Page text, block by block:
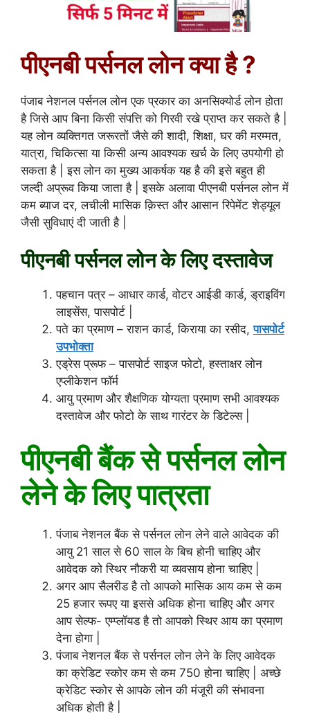
पीएनबी पर्सनल लोन क्या है ?
पंजाब नेशनल पर्सनल लोन एक प्रकार का अनसिक्योर्ड लोन होता
है जिसे आप बिना किसी संपत्ति को गिरवी रखे प्राप्त कर सकते है |
यह लोन व्यक्तिगत जरूरतों जैसे की शादी, शिक्षा, घर की मरम्मत,
यात्रा, चिकित्सा या किसी अन्य आवश्यक खर्च के लिए उपयोगी हो
सकता है | इस लोन का मुख्य आकर्षक यह है की इसे बहुत ही
जल्दी अप्रूव किया जाता है | इसके अलावा पीएनबी पर्सनल लोन में
कम ब्याज दर, लचीली मासिक क़िस्त और आसान रिपेमेंट शेड्यूल
जैसी सुविधाएं दी जाती है |
पीएनबी पर्सनल लोन के लिए दस्तावेज
पहचान पत्र – आधार कार्ड, वोटर आईडी कार्ड, ड्राइविंग
लाइसेंस, पासपोर्ट |
पते का प्रमाण – राशन कार्ड, किराया का रसीद,पासपोर्ट
उपभोक्ता
एड्रेस प्रूफ – पासपोर्ट साइज फोटो, हस्ताक्षर लोन
एप्लीकेशन फॉर्म
आयु प्रमाण और शैक्षणिक योग्यता प्रमाण सभी आवश्यक
दस्तावेज और फोटो के साथ गारंटर के डिटेल्स |
पीएनबी बैंक से पर्सनल लोन
लेने के लिए पात्रता
पंजाब नेशनल बैंक से पर्सनल लोन लेने वाले आवेदक की
आयु 21 साल से 60 साल के बिच होनी चाहिए और
आवेदक को स्थिर नौकरी या व्यवसाय होना चाहिए |
अगर आप सैलरीड है तो आपको मासिक आय कम से कम
25 हजार रूपए या इससे अधिक होना चाहिए और अगर
आप सेल्फ- एम्प्लॉयड है तो आपको स्थिर आय का प्रमाण
देना होगा |
पंजाब नेशनल बैंक से पर्सनल लोन लेने के लिए आवेदक
का क्रेडिट स्कोर कम से कम 750 होना चाहिए | अच्छे
क्रेडिट स्कोर से आपके लोन की मंजूरी की संभावना
अधिक होती है |